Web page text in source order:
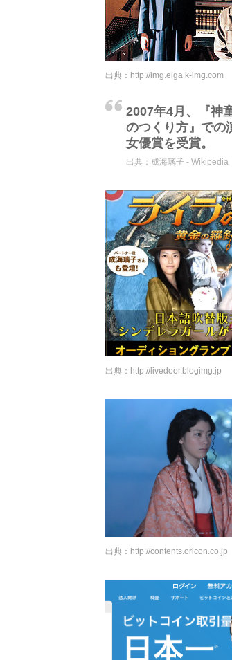
出典： http://img.eiga.k-img.com
2007年4月、『神
のつくり方』での
女優賞を受賞。
出典： 成海璃子 - Wikipedia
出典： http://livedoor.blogimg.jp
出典： http://contents.oricon.co.jp